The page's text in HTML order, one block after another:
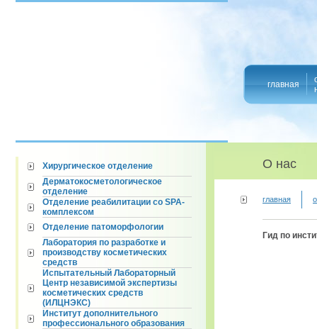
главная
Хирургическое отделение
Дерматокосметологическое
отделение
Отделение реабилитации со SPA-
комплексом
Отделение патоморфологии
Лаборатория по разработке и
производству косметических
средств
Испытательный Лабораторный
Центр независимой экспертизы
косметических средств
(ИЛЦНЭКС)
Институт дополнительного
профессионального образования
О нас
главная
Гид по